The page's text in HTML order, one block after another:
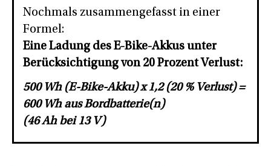
Nochmals zusammengefasst in einer
Formel:
Eine Ladung des E-Bike-Akkus unter
Berücksichtigung von 20 Prozent Verlust:
500 Wh (E-Bike-Akku) x 1,2 (20 % Verlust) =
600 Wh aus Bordbatterie(n)
(46 Ah bei 13 V)